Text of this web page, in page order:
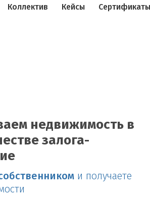
Коллектив Кейсы Сертификаты
недвижимость в
залога-
и получаете